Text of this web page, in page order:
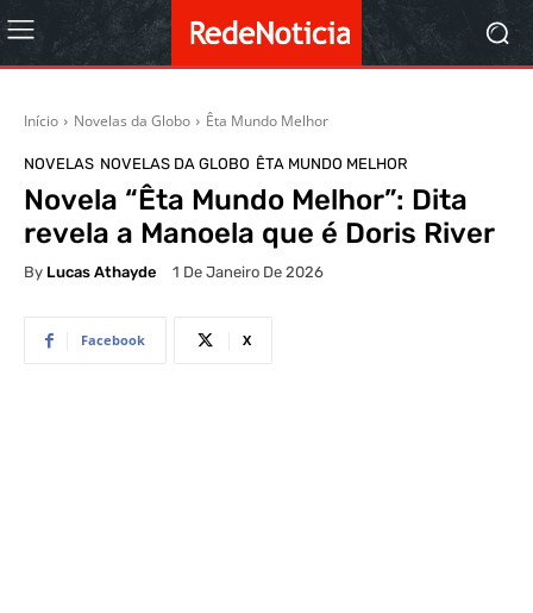
Início Novelas da Globo Êta Mundo Melhor
NOVELAS NOVELAS DA GLOBO ÊTA MUNDO MELHOR
Novela “Êta Mundo Melhor”: Dita
revela a Manoela que é Doris River
By Lucas Athayde 1 De Janeiro De 2026
Facebook X